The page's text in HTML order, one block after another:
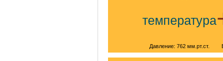
температура
Давление: 762 мм.рт.ст.